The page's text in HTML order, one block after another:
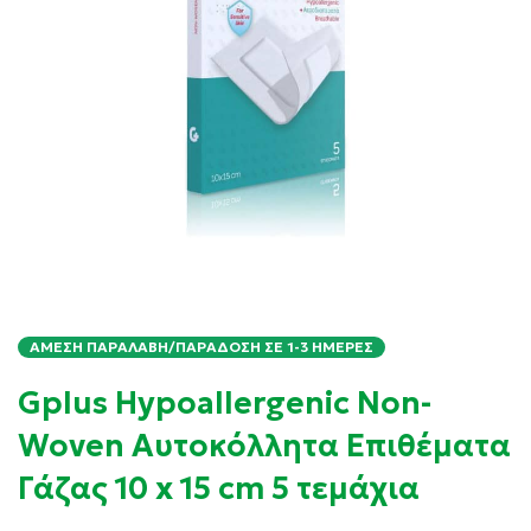
ΆΜΕΣΗ ΠΑΡΑΛΑΒΉ/ΠΑΡΆΔΟΣΗ ΣΕ 1-3 ΗΜΈΡΕΣ
Gplus Hypoallergenic Non-
Woven Αυτοκόλλητα Επιθέματα
Γάζας 10 x 15 cm 5 τεμάχια